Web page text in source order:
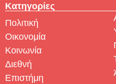
Κατηγορίες
Πολιτική
Οικονομία
Κοινωνία
Διεθνή
Επιστήμη